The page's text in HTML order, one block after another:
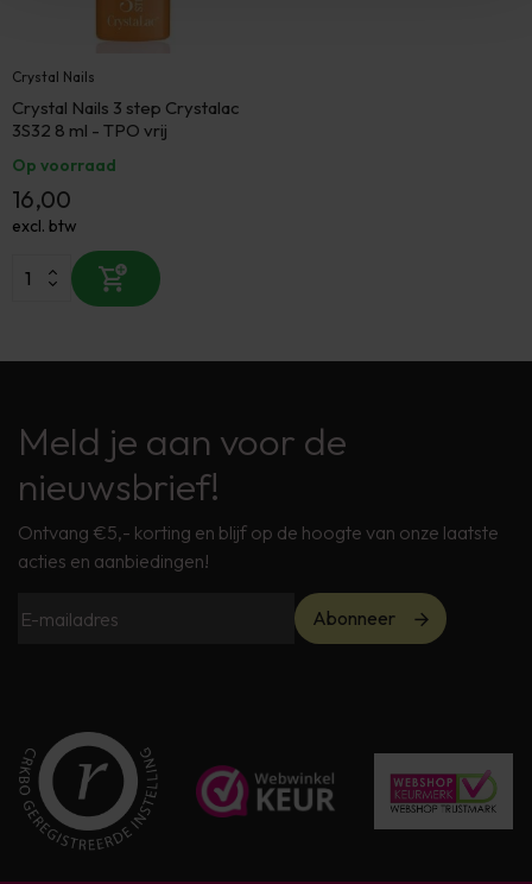
Crystal Nails
Crystal Nails 3 step Crystalac
3S32 8 ml - TPO vrij
Op voorraad
16,00
excl. btw
Meld je aan voor de
nieuwsbrief!
Ontvang €5,- korting en blijf op de hoogte van onze laatste
acties en aanbiedingen!
Abonneer